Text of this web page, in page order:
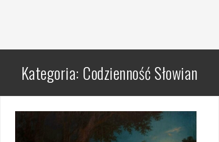
Kategoria: Codzienność Słowian